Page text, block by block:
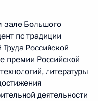
зале Большого
по традиции
Российской
премии Российской
литературы
деятельности